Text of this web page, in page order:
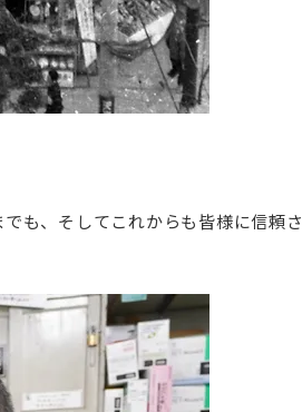
も、そしてこれからも皆様に信頼さ